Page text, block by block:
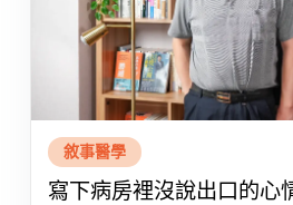
敘事醫學
寫下病房裡沒說出口的心